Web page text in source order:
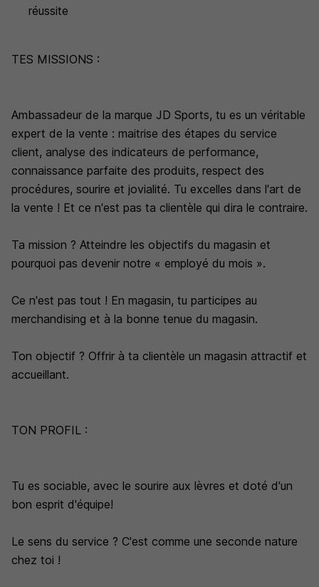
réussite
TES MISSIONS :
Ambassadeur de la marque JD Sports, tu es un véritable
expert de la vente : maitrise des étapes du service
client, analyse des indicateurs de performance,
connaissance parfaite des produits, respect des
procédures, sourire et jovialité. Tu excelles dans l'art de
la vente ! Et ce n'est pas ta clientèle qui dira le contraire.
Ta mission ? Atteindre les objectifs du magasin et
pourquoi pas devenir notre « employé du mois ».
Ce n'est pas tout ! En magasin, tu participes au
merchandising et à la bonne tenue du magasin.
Ton objectif ? Offrir à ta clientèle un magasin attractif et
accueillant.
TON PROFIL :
Tu es sociable, avec le sourire aux lèvres et doté d'un
bon esprit d'équipe!
Le sens du service ? C'est comme une seconde nature
chez toi !